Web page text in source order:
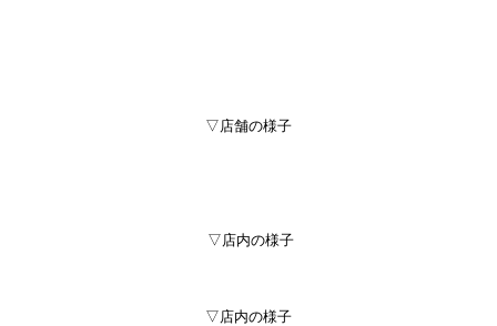
▽店舗の様子
▽店内の様子
▽店内の様子